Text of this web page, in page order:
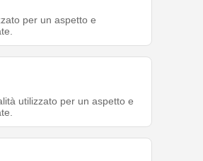
per un aspetto e
utilizzato per un aspetto e